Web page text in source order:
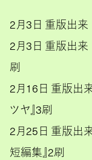
2月3日 重版出来
2月3日 重版出来
刷
2月16日 重版出
ツヤ』3刷
2月25日 重版出
短編集』2刷